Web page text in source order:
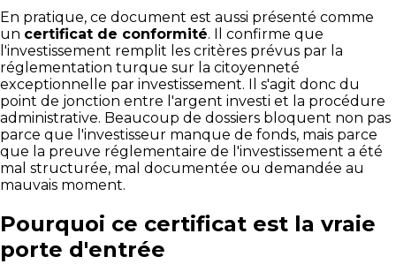
En pratique, ce document est aussi présenté comme
un certificat de conformité. Il confirme que
l'investissement remplit les critères prévus par la
réglementation turque sur la citoyenneté
exceptionnelle par investissement. Il s'agit donc du
point de jonction entre l'argent investi et la procédure
administrative. Beaucoup de dossiers bloquent non pas
parce que l'investisseur manque de fonds, mais parce
que la preuve réglementaire de l'investissement a été
mal structurée, mal documentée ou demandée au
mauvais moment.
Pourquoi ce certificat est la vraie
porte d'entrée